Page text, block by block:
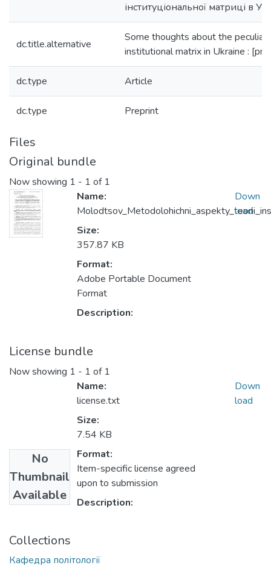
інституціональної матриці в
dc.title.alternative
Some thoughts about the
institutional matrix in Ukraine :
dc.type Article
dc.type Preprint
Files
Original bundle
Now showing 1 - 1 of 1
Name:
Size:
357.87 KB
Format:
Adobe Portable Document
Format
Description:
Down
load
License bundle
Now showing 1 - 1 of 1
No
Thumbnail
Available
Name:
license.txt
Size:
7.54 KB
Format:
Item-specific license agreed
upon to submission
Description:
Down
load
Collections
Кафедра політології